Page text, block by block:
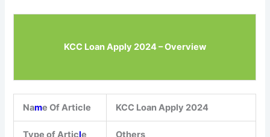
KCC Loan Apply 2024 – Overview
Name Of Article KCC Loan Apply 2024
Type of Article Others